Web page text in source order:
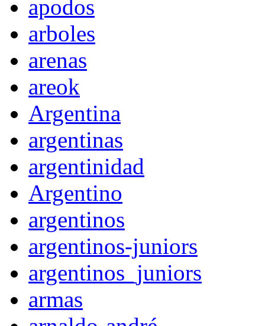
apodos
arboles
arenas
areok
Argentina
argentinas
argentinidad
Argentino
argentinos
argentinos-juniors
argentinos_juniors
armas